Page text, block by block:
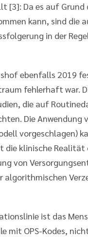
Da es auf Grund
kann, sind die
in der
ebenfalls 2019
fehlerhaft war.
die auf
Die Anwendung
vorgeschlagen)
klinische Realität
von
algorithmischen
ist das
mit OPS-Kodes,